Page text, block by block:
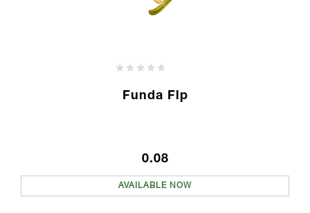
Funda Flp
0.08
AVAILABLE NOW